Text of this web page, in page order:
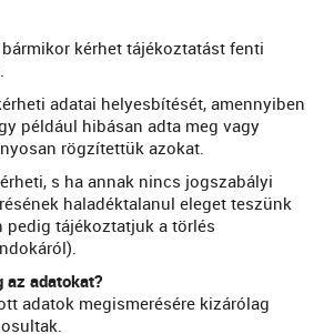
kérhet tájékoztatást fenti
adatai helyesbítését, amennyiben
például hibásan adta meg vagy
rögzítettük azokat.
s ha annak nincs jogszabályi
haladéktalanul eleget teszünk
pedig tájékoztatjuk a törlés
az adatokat?
adatok megismerésére kizárólag